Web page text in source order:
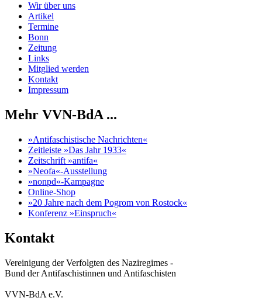
Wir über uns
Artikel
Termine
Bonn
Zeitung
Links
Mitglied werden
Kontakt
Impressum
Mehr VVN-BdA ...
»Antifaschistische Nachrichten«
Zeitleiste »Das Jahr 1933«
Zeitschrift »antifa«
»Neofa«-Ausstellung
»nonpd«-Kampagne
Online-Shop
»20 Jahre nach dem Pogrom von Rostock«
Konferenz »Einspruch«
Kontakt
Vereinigung der Verfolgten des Naziregimes -
Bund der Antifaschistinnen und Antifaschisten
VVN-BdA e.V.